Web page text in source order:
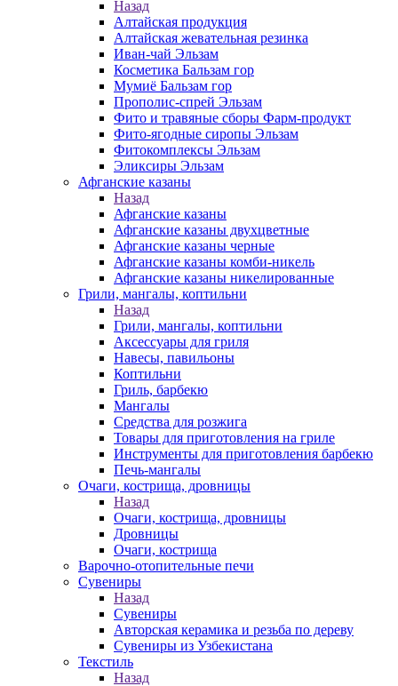
Назад
Алтайская продукция
Алтайская жевательная резинка
Иван-чай Эльзам
Косметика Бальзам гор
Мумиё Бальзам гор
Прополис-спрей Эльзам
Фито и травяные сборы Фарм-продукт
Фито-ягодные сиропы Эльзам
Фитокомплексы Эльзам
Эликсиры Эльзам
Афганские казаны
Назад
Афганские казаны
Афганские казаны двухцветные
Афганские казаны черные
Афганские казаны комби-никель
Афганские казаны никелированные
Грили, мангалы, коптильни
Назад
Грили, мангалы, коптильни
Аксессуары для гриля
Навесы, павильоны
Коптильни
Гриль, барбекю
Мангалы
Средства для розжига
Товары для приготовления на гриле
Инструменты для приготовления барбекю
Печь-мангалы
Очаги, кострища, дровницы
Назад
Очаги, кострища, дровницы
Дровницы
Очаги, кострища
Варочно-отопительные печи
Сувениры
Назад
Сувениры
Авторская керамика и резьба по дереву
Сувениры из Узбекистана
Текстиль
Назад